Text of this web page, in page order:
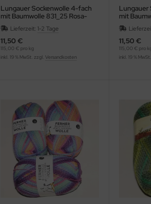
Lungauer Sockenwolle 4-fach
mit Baumwolle 831_25 Rosa-
Beere-Hellblau
Lieferzeit:1-2 Tage
11,50 €
115,00 € pro kg
inkl. 19 % MwSt. zzgl.Versandkosten
Lungauer
mit
Hellblau-
11,50 €
115,00 € pro
inkl. 19 %